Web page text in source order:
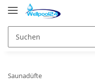
Saunadüfte